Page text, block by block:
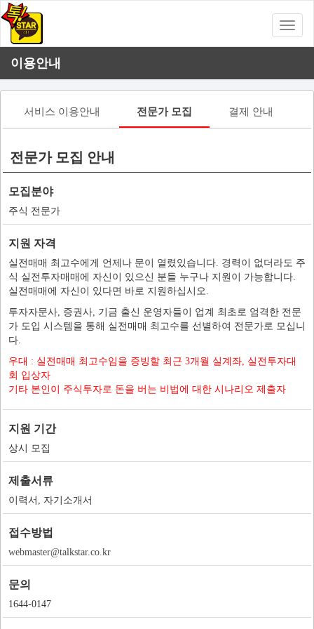
Toggle
이용안내
서비스 이용안내 전문가 모집 결제 안내
전문가 모집 안내
모집분야
주식 전문가
지원 자격
실전매매 최고수에게 언제나 문이 열렸있습니다. 경력이 없더라도 주
식 실전투자매매에 자신이 있으신 분들 누구나 지원이 가능합니다.
실전매매에 자신이 있다면 바로 지원하십시오.
투자자문사, 증권사, 기금 출신 운영자들이 업계 최초로 엄격한 전문
가 도입 시스템을 통해 실전매매 최고수를 선별하여 전문가로 모십니
다.
우대 : 실전매매 최고수임을 증빙할 최근 3개월 실계좌, 실전투자대
회 입상자
기타 본인이 주식투자로 돈을 버는 비법에 대한 시나리오 제출자
지원 기간
상시 모집
제출서류
이력서, 자기소개서
접수방법
webmaster@talkstar.co.kr
문의
1644-0147